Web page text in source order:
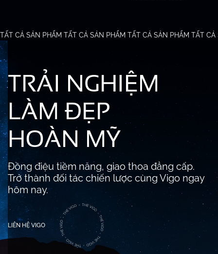
TẤT CẢ SẢN PHẨM TẤT CẢ SẢN PHẨM TẤT CẢ SẢN PHẨM TẤT CẢ
TRẢI NGHIỆM
LÀM ĐẸP
HOÀN MỸ
Đồng điệu tiềm năng, giao thoa đẳng cấp.
Trở thành đối tác chiến lược cùng Vigo ngay
hôm nay.
LIÊN HỆ VIGO